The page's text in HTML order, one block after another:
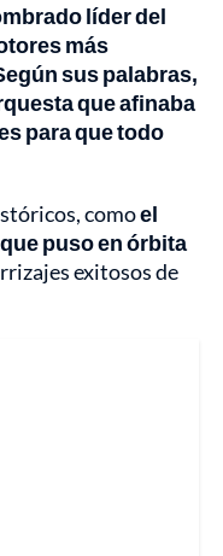
líder del
más
sus palabras,
que afinaba
para que todo
comoel
puso en órbita
exitosos de